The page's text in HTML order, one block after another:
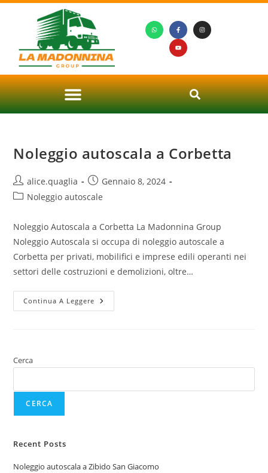
Noleggio autoscala a Corbetta
alice.quaglia
Gennaio 8, 2024
Noleggio autoscale
Noleggio Autoscala a Corbetta La Madonnina Group
Noleggio Autoscala si occupa di noleggio autoscale a
Corbetta per privati, mobilifici e imprese edili operanti nei
settori delle costruzioni e demolizioni, oltre…
Continua A Leggere
Cerca
CERCA
Recent Posts
Noleggio autoscala a Zibido San Giacomo